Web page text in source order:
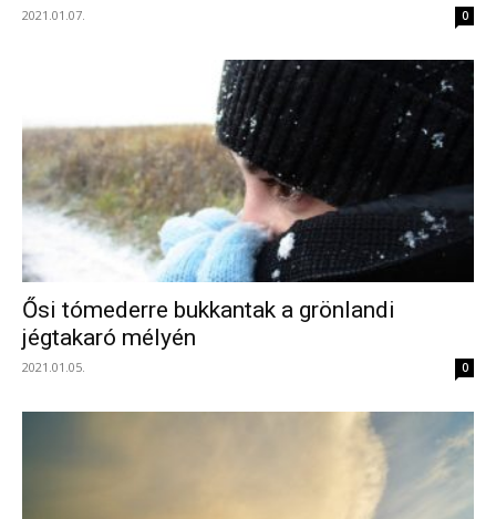
2021.01.07. 0
Ősi tómederre bukkantak a grönlandi
jégtakaró mélyén
2021.01.05. 0